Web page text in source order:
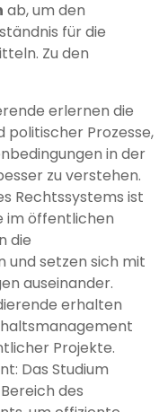
ab, um den
für die
Zu den
erlernen die
politischer Prozesse,
in der
zu verstehen.
Rechtssystems ist
im öffentlichen
die
und setzen sich mit
auseinander.
erhalten
Projekte.
Das Studium
des